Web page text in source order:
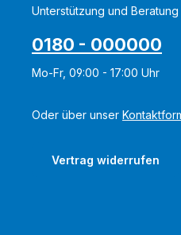
Unterstützung und Beratung
0180 - 000000
Mo-Fr, 09:00 - 17:00 Uhr
Oder über unser
Vertrag widerrufen